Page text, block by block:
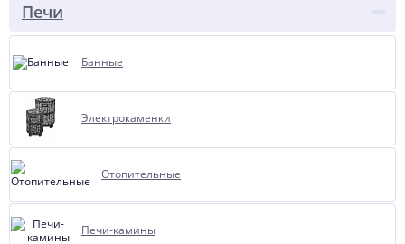
Печи
Банные
Электрокаменки
Отопительные
Печи-камины